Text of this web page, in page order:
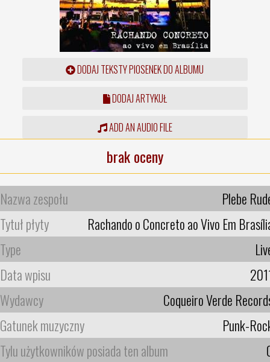
DODAJ TEKSTY PIOSENEK DO ALBUMU
DODAJ ARTYKUŁ
ADD AN AUDIO FILE
brak oceny
Nazwa zespołu
Plebe
Tytuł płyty
Rachando o Concreto ao Vivo Em
Type
Data wpisu
Wydawcy
Coqueiro Verde
Gatunek muzyczny
Punk-
Tylu użytkowników posiada ten album